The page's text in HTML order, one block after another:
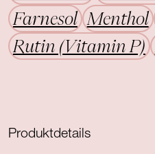
Farnesol
Menthol
Rutin (Vitamin P)
Produktdetails